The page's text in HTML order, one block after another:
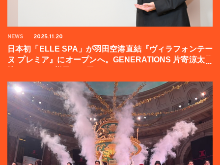
NEWS 2025.11.20
日本初「ELLE SPA」が羽田空港直結『ヴィラフォンテー
ヌ プレミア』にオープンへ。GENERATIONS 片寄涼太登